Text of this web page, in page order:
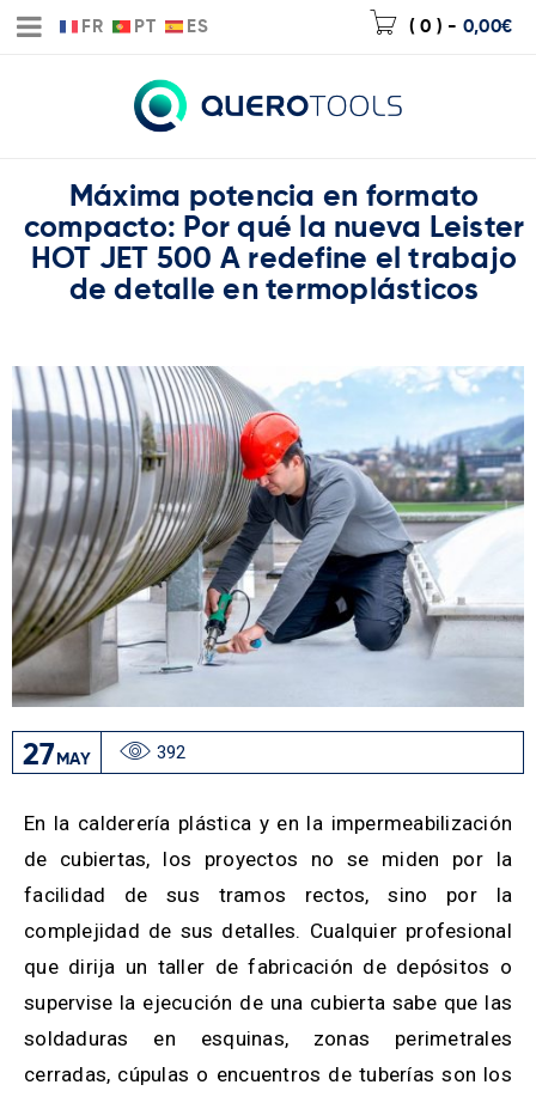
FR PT ES ( 0 ) - 0,00€
Máxima potencia en formato
compacto: Por qué la nueva Leister
HOT JET 500 A redefine el trabajo
de detalle en termoplásticos
27 MAY 392
En la calderería plástica y en la impermeabilización
de cubiertas, los proyectos no se miden por la
facilidad de sus tramos rectos, sino por la
complejidad de sus detalles. Cualquier profesional
que dirija un taller de fabricación de depósitos o
supervise la ejecución de una cubierta sabe que las
soldaduras en esquinas, zonas perimetrales
cerradas, cúpulas o encuentros de tuberías son los